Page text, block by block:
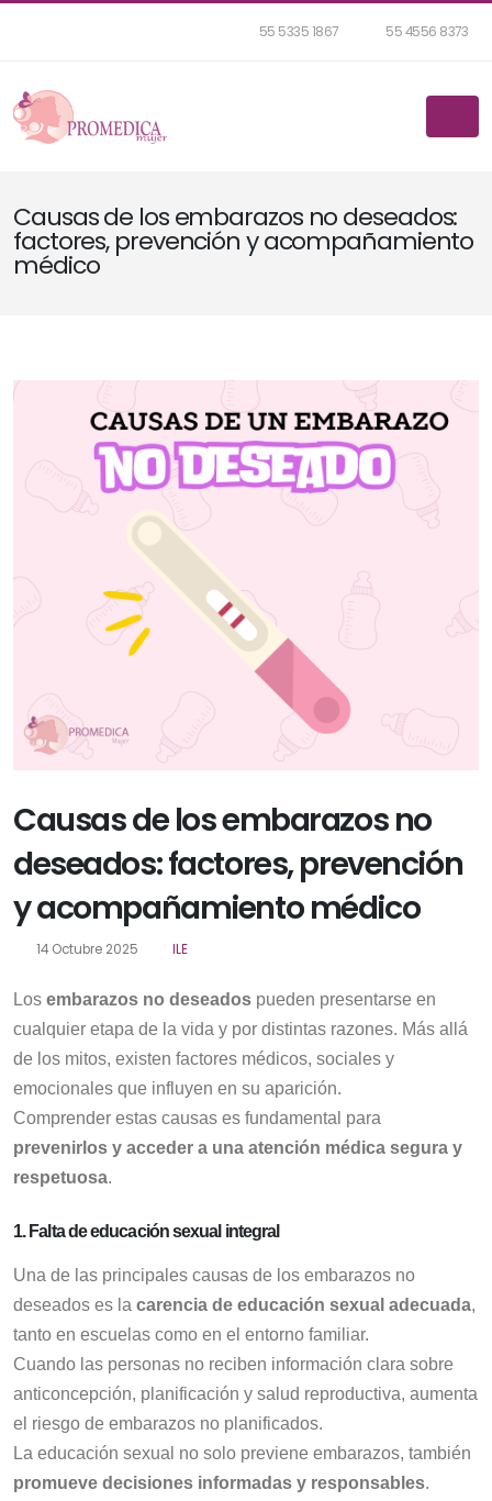
55 5335 1867 55 4556 8373
Causas de los embarazos no deseados:
factores, prevención y acompañamiento
médico
Causas de los embarazos no
deseados: factores, prevención
y acompañamiento médico
14 Octubre 2025 ILE
Los embarazos no deseados pueden presentarse en
cualquier etapa de la vida y por distintas razones. Más allá
de los mitos, existen factores médicos, sociales y
emocionales que influyen en su aparición.
Comprender estas causas es fundamental para
prevenirlos y acceder a una atención médica segura y
respetuosa.
1. Falta de educación sexual integral
Una de las principales causas de los embarazos no
deseados es la carencia de educación sexual adecuada,
tanto en escuelas como en el entorno familiar.
Cuando las personas no reciben información clara sobre
anticoncepción, planificación y salud reproductiva, aumenta
el riesgo de embarazos no planificados.
La educación sexual no solo previene embarazos, también
promueve decisiones informadas y responsables.